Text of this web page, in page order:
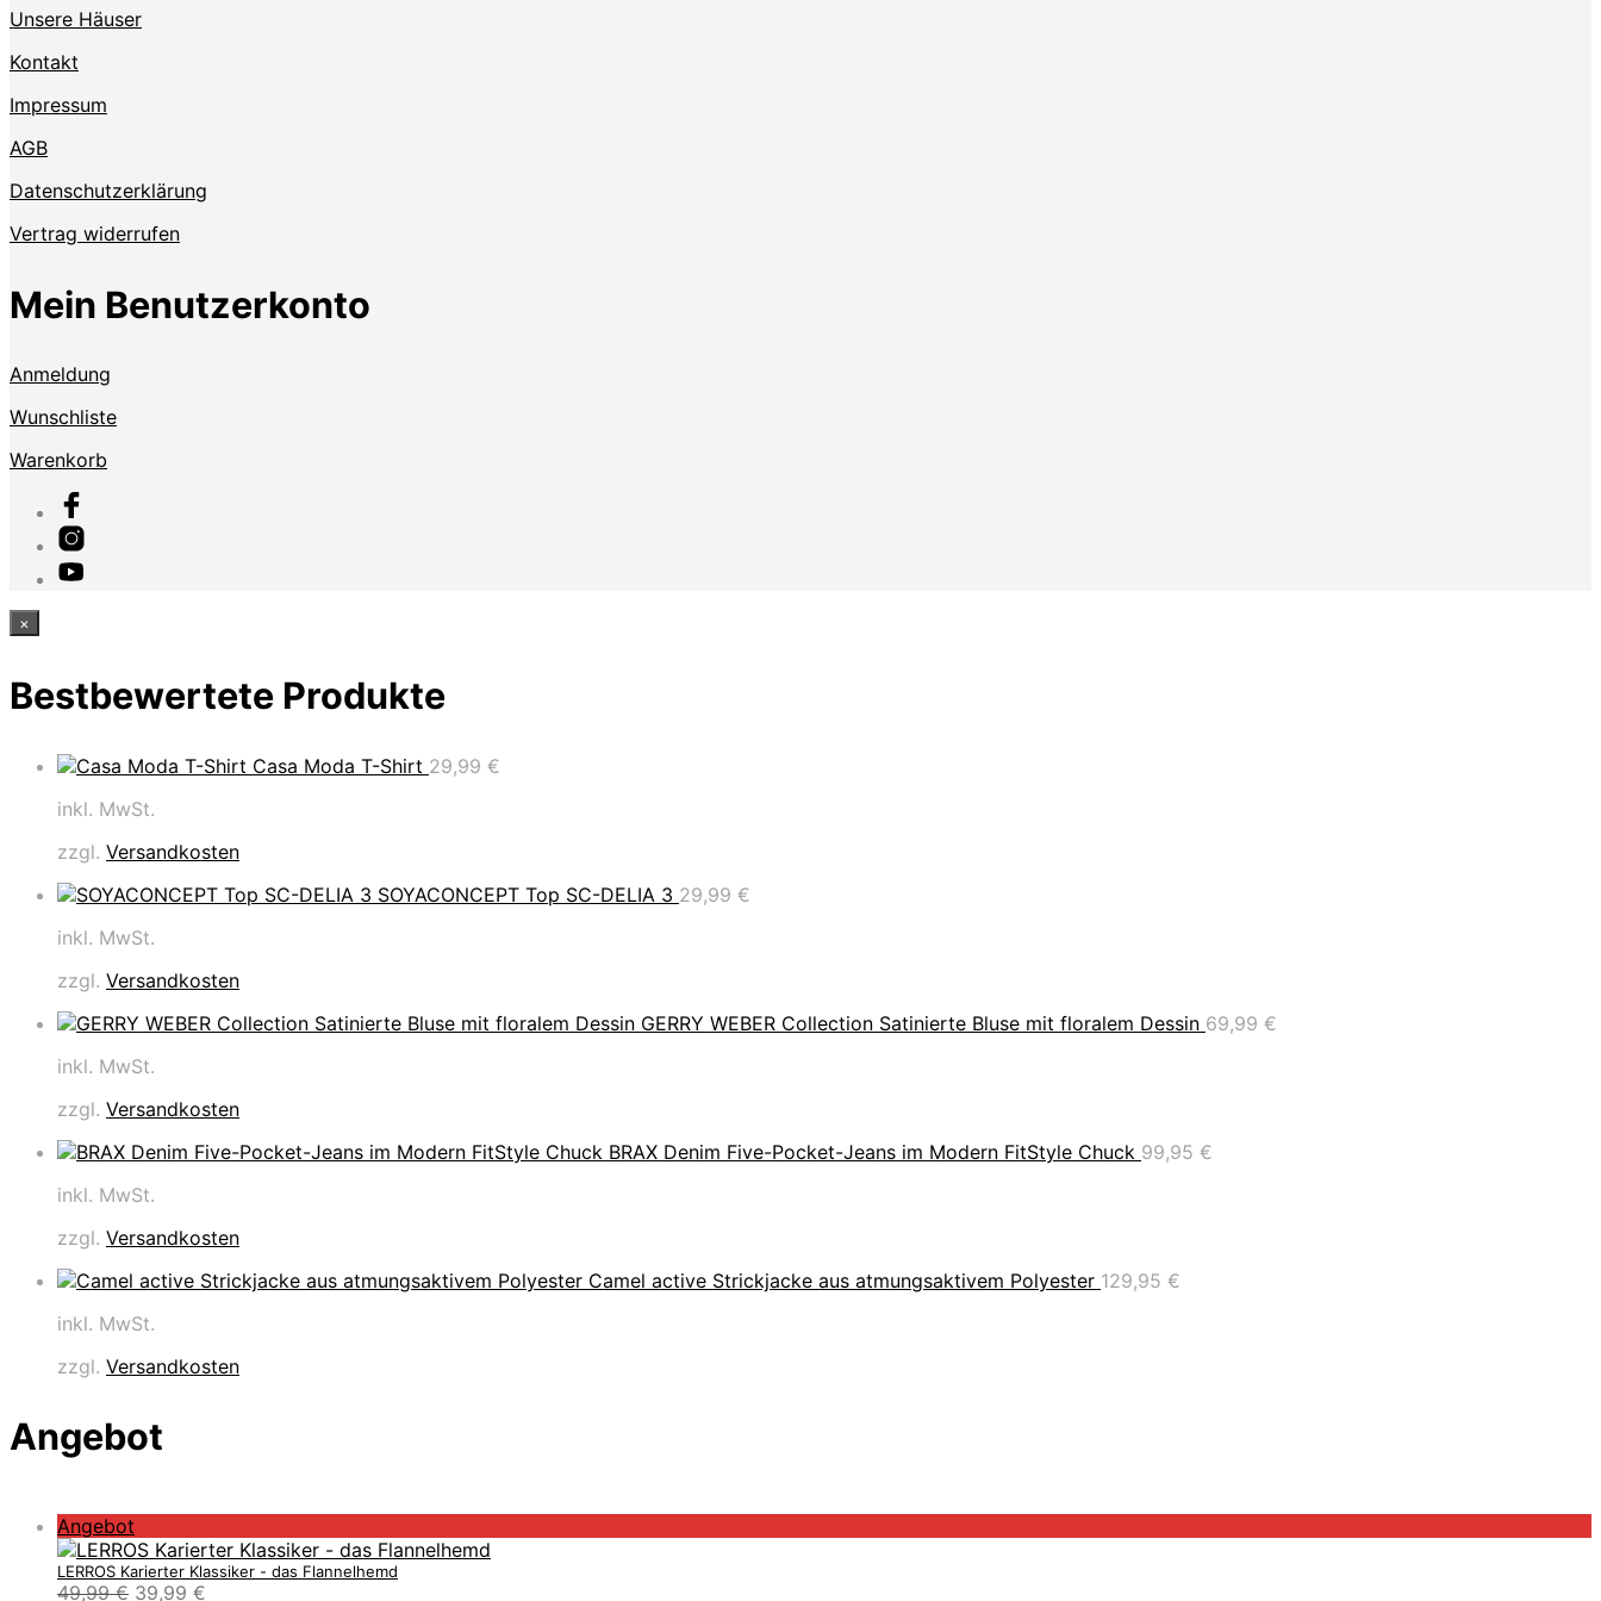
Unsere Häuser
Kontakt
Impressum
AGB
Datenschutzerklärung
Vertrag widerrufen
Mein Benutzerkonto
Anmeldung
Wunschliste
Warenkorb
×
Bestbewertete Produkte
Casa Moda T-Shirt 29,99 €
inkl. MwSt.
zzgl. Versandkosten
SOYACONCEPT Top SC-DELIA 3 29,99 €
inkl. MwSt.
zzgl. Versandkosten
GERRY WEBER Collection Satinierte Bluse mit floralem Dessin 69,99 €
inkl. MwSt.
zzgl. Versandkosten
BRAX Denim Five-Pocket-Jeans im Modern FitStyle Chuck 99,95 €
inkl. MwSt.
zzgl. Versandkosten
Camel active Strickjacke aus atmungsaktivem Polyester 129,95 €
inkl. MwSt.
zzgl. Versandkosten
Angebot
Angebot
r
o
d
LERROS Karierter Klassiker - das Flannelhemd
49,99€ U
39,99 €